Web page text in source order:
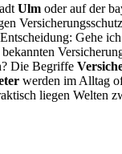
Ulm oder auf der
Gehe
Die Begriffe
werden im Alltag
liegen Welten